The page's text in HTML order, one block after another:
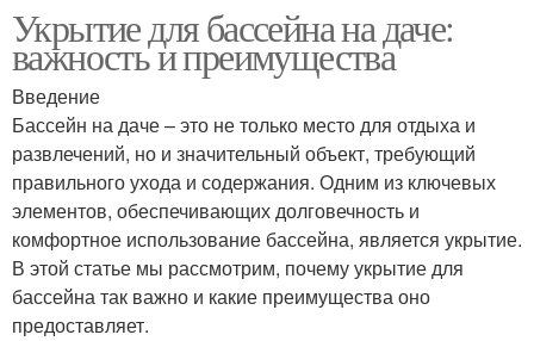
Укрытие для бассейна на даче:
важность и преимущества
Введение
Бассейн на даче – это не только место для отдыха и
развлечений, но и значительный объект, требующий
правильного ухода и содержания. Одним из ключевых
элементов, обеспечивающих долговечность и
комфортное использование бассейна, является укрытие.
В этой статье мы рассмотрим, почему укрытие для
бассейна так важно и какие преимущества оно
предоставляет.